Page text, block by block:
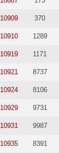
10909 370
10910 1289
10919 1171
10921 8737
10924 8106
10929 9731
10931 9987
10935 8391